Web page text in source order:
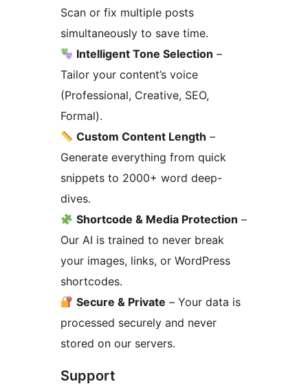
Scan or fix multiple posts
simultaneously to save time.
Intelligent Tone Selection –
Tailor your content’s voice
(Professional, Creative, SEO,
Formal).
Custom Content Length –
Generate everything from quick
snippets to 2000+ word deep-
dives.
Shortcode & Media Protection –
Our AI is trained to never break
your images, links, or WordPress
shortcodes.
Secure & Private – Your data is
processed securely and never
stored on our servers.
Support